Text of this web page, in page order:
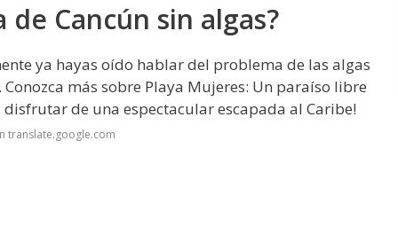
Cancún sin algas?
ya hayas oído hablar del problema de las algas
más sobre Playa Mujeres: Un paraíso libre
disfrutar de una espectacular escapada al Caribe!
translate.google.com